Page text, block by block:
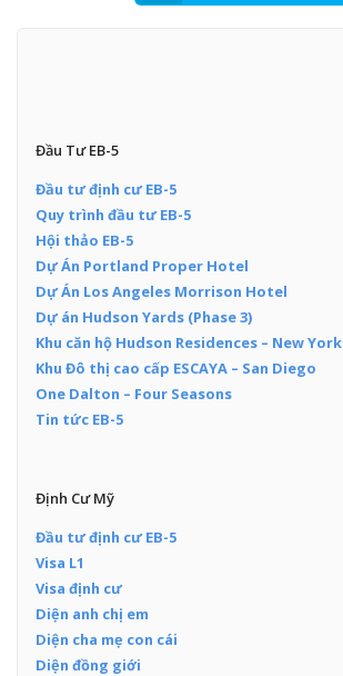
Đầu Tư EB-5
Đầu tư định cư EB-5
Quy trình đầu tư EB-5
Hội thảo EB-5
Dự Án Portland Proper Hotel
Dự Án Los Angeles Morrison Hotel
Dự án Hudson Yards (Phase 3)
Khu căn hộ Hudson Residences – New York
Khu Đô thị cao cấp ESCAYA – San Diego
One Dalton – Four Seasons
Tin tức EB-5
Định Cư Mỹ
Đầu tư định cư EB-5
Visa L1
Visa định cư
Diện anh chị em
Diện cha mẹ con cái
Diện đồng giới